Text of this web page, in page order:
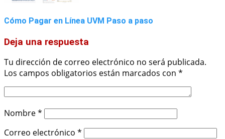
Cómo Pagar en Línea UVM Paso a paso
Deja una respuesta
Tu dirección de correo electrónico no será publicada.
Los campos obligatorios están marcados con *
Nombre*
Correo electrónico *